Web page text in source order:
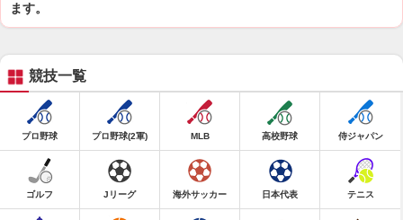
ます。
競技一覧
プロ野球 プロ野球(2軍) MLB 高校野球 侍ジャパン
ゴルフ Jリーグ 海外サッカー 日本代表 テニス